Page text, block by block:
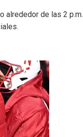
alrededor de las 2 p.m.